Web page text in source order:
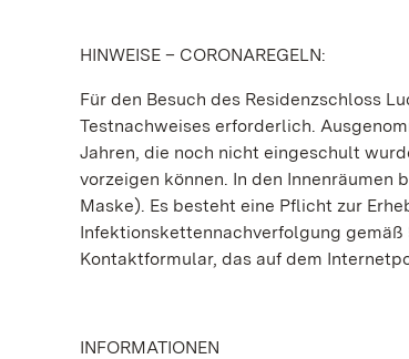
HINWEISE – CORONAREGELN:
Für den Besuch des Residenzschloss
Testnachweises erforderlich.
Jahren, die noch nicht eingeschult
vorzeigen können. In den Innenräumen
Maske). Es besteht eine Pflicht zur
Infektionskettennachverfolgung gemäß
Kontaktformular, das auf dem
INFORMATIONEN